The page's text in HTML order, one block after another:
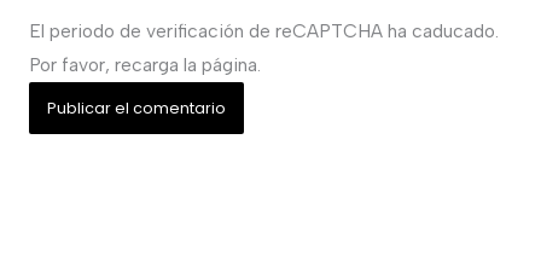
El periodo de verificación de reCAPTCHA ha caducado.
Por favor, recarga la página.